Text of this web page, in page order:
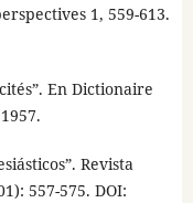
1, 559-613.
En Dictionaire
Revista
557-575. DOI: